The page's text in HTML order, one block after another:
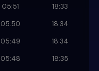
05:51
18:33
05:50
18:34
05:49
18:34
05:48
18:35